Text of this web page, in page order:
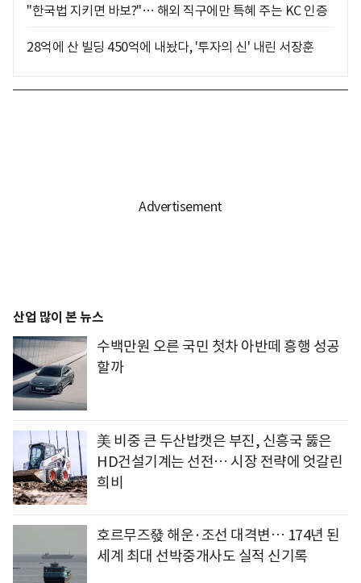
"한국법 지키면 바보?"… 해외 직구에만 특혜 주는 KC 인증
28억에 산 빌딩 450억에 내놨다, '투자의 신' 내린 서장훈
산업 많이 본 뉴스
수백만원 오른 국민 첫차 아반떼 흥행 성공
할까
美 비중 큰 두산밥캣은 부진, 신흥국 뚫은
HD건설기계는 선전… 시장 전략에 엇갈린
희비
호르무즈發 해운·조선 대격변… 174년 된
세계 최대 선박중개사도 실적 신기록